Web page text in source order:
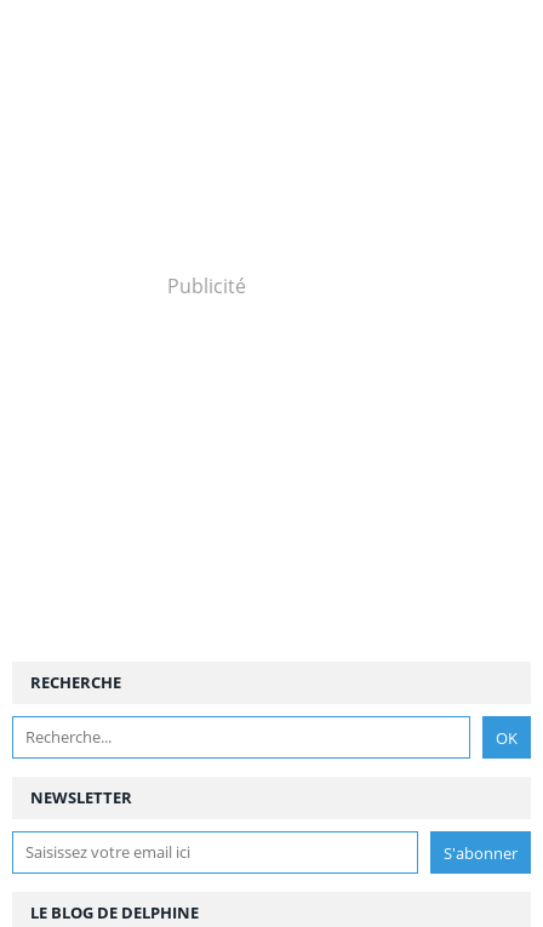
Publicité
NEWSLETTER
RECHERCHE
LE BLOG DE DELPHINE